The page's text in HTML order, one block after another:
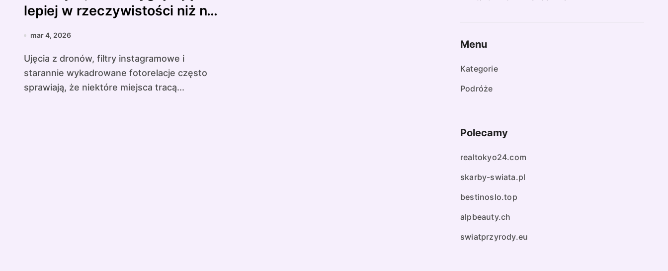
lepiej w rzeczywistości niż na
zdjęciach
mar 4, 2026
Ujęcia z dronów, filtry instagramowe i
starannie wykadrowane fotorelacje często
sprawiają, że niektóre miejsca tracą...
Menu
Kategorie
Podróże
Polecamy
realtokyo24.com
skarby-swiata.pl
bestinoslo.top
alpbeauty.ch
swiatprzyrody.eu